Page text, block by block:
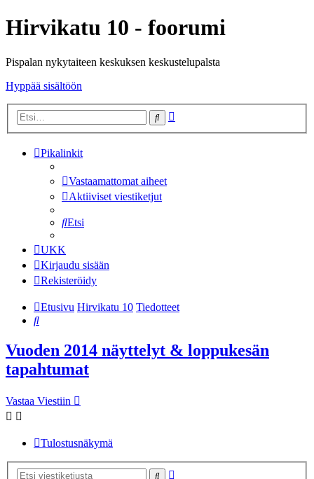
Hirvikatu 10 - foorumi
Pispalan nykytaiteen keskuksen keskustelupalsta
Hyppää sisältöön
Etsi
Pikalinkit
Vastaamattomat aiheet
Aktiiviset viestiketjut
Etsi
UKK
Kirjaudu sisään
Rekisteröidy
Etusivu Hirvikatu 10 Tiedotteet
Etsi
Vuoden 2014 näyttelyt & loppukesän
tapahtumat
Vastaa Viestiin
Tulostusnäkymä
Etsi